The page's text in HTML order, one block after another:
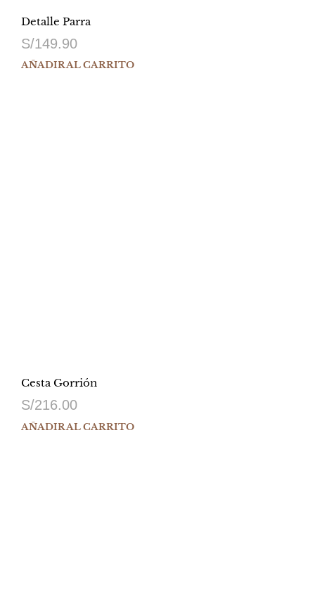
Detalle Parra
S/149.90
AÑADIR AL CARRITO
Cesta Gorrión
S/216.00
AÑADIR AL CARRITO